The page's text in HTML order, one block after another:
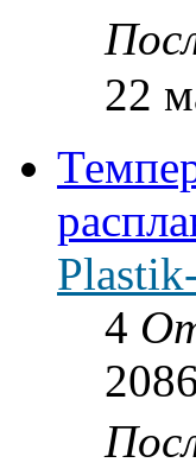
22
4